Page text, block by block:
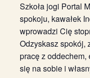
Szkoła jogi Portal
spokoju, kawałek
wprowadzi Cię
Odzyskasz spokój,
pracę z
się na sobie i